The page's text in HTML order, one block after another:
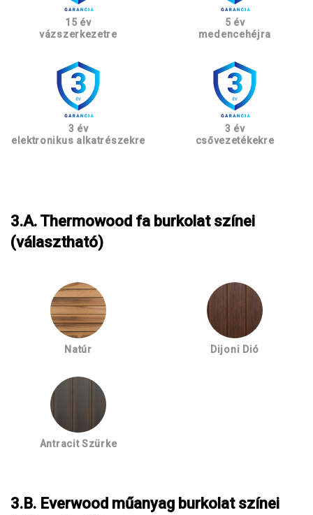
15 év
vázszerkezetre
5 év
medencehéjra
3 év
elektronikus alkatrészekre
3 év
csővezetékekre
3.A. Thermowood fa burkolat színei
(választható)
Natúr Dijoni Dió
Antracit Szürke
3.B. Everwood műanyag burkolat színei